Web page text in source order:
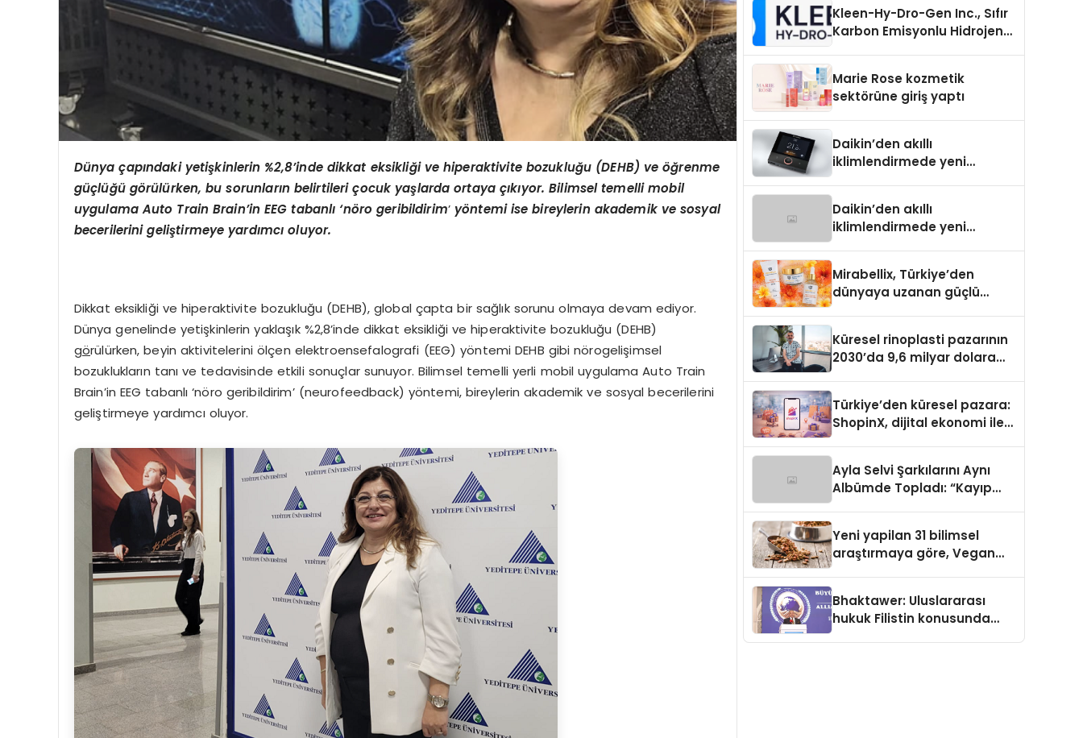
Dünya çapındaki yetişkinlerin %2,8’inde dikkat eksikliği ve hiperaktivite bozukluğu (DEHB) ve öğrenme
güçlüğü görülürken, bu sorunların belirtileri çocuk yaşlarda ortaya çıkıyor. Bilimsel temelli mobil
uygulama Auto Train Brain’in EEG tabanlı ‘nöro geribildirim’ yöntemi ise bireylerin akademik ve sosyal
becerilerini geliştirmeye yardımcı oluyor.
Dikkat eksikliği ve hiperaktivite bozukluğu (DEHB), global çapta bir sağlık sorunu olmaya devam ediyor.
Dünya genelinde yetişkinlerin yaklaşık %2,8’inde dikkat eksikliği ve hiperaktivite bozukluğu (DEHB)
görülürken, beyin aktivitelerini ölçen elektroensefalografi (EEG) yöntemi DEHB gibi nörogelişimsel
bozuklukların tanı ve tedavisinde etkili sonuçlar sunuyor. Bilimsel temelli yerli mobil uygulama Auto Train
Brain’in EEG tabanlı ‘nöro geribildirim’ (neurofeedback) yöntemi, bireylerin akademik ve sosyal becerilerini
geliştirmeye yardımcı oluyor.
Kleen-Hy-Dro-Gen Inc., Sıfır
Karbon Emisyonlu Hidrojen
Aldı
Marie Rose kozmetik
sektörüne giriş yaptı
Daikin’den akıllı
iklimlendirmede yeni
Daikin’den akıllı
iklimlendirmede yeni
Mirabellix, Türkiye’den
dünyaya uzanan güçlü
Küresel rinoplasti pazarının
2030’da 9,6 milyar dolara
Türkiye’den küresel pazara:
ShopinX, dijital ekonomi ile
Ayla Selvi Şarkılarını Aynı
Albümde Topladı: “Kayıp
Yeni yapilan 31 bilimsel
araştırmaya göre, Vegan
Sindirildiğini Ortaya Koydu
Bhaktawer: Uluslararası
hukuk Filistin konusunda